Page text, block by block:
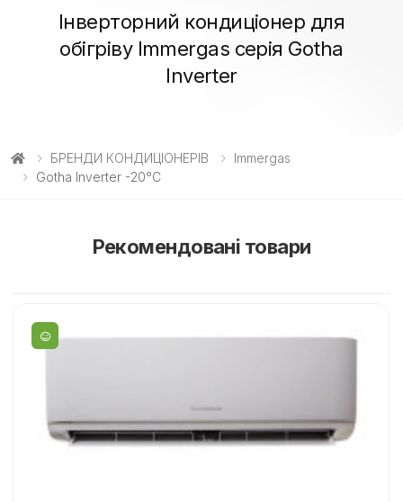
Інверторний кондиціонер для
обігріву Immergas серія Gotha
Inverter
БРЕНДИ КОНДИЦІОНЕРІВ
Immergas
Gotha Inverter -20°C
Рекомендовані товари